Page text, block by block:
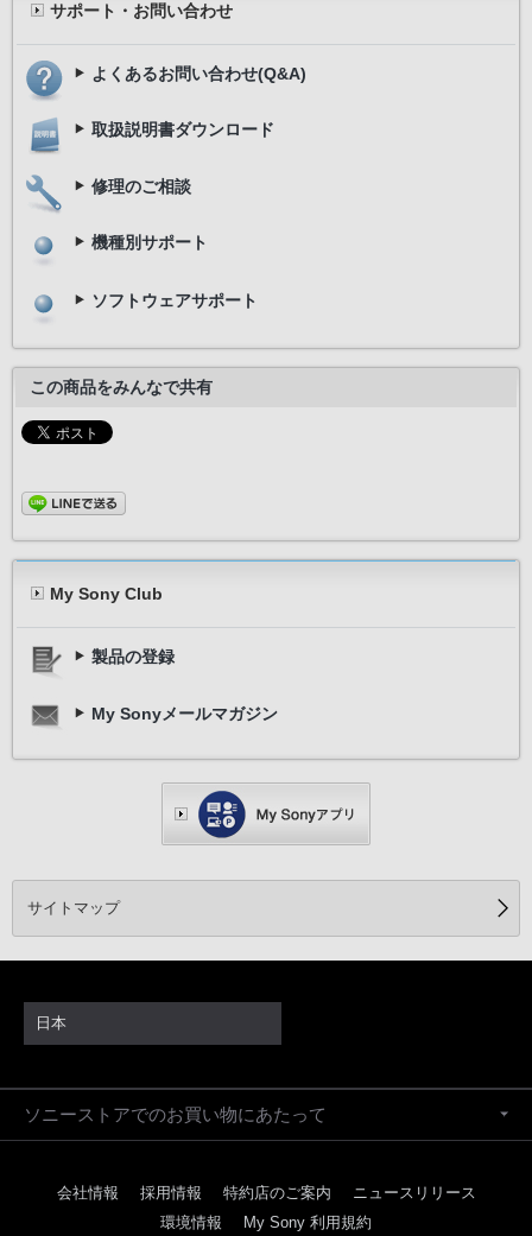
サポート・お問い合わせ
よくあるお問い合わせ(Q&A)
取扱説明書ダウンロード
修理のご相談
機種別サポート
ソフトウェアサポート
この商品をみんなで共有
My Sony Club
製品の登録
My Sonyメールマガジン
サイトマップ
日本
ソニーストアでのお買い物にあたって
会社情報 採用情報 特約店のご案内
ニュースリリース
環境情報
My Sony 利用規約